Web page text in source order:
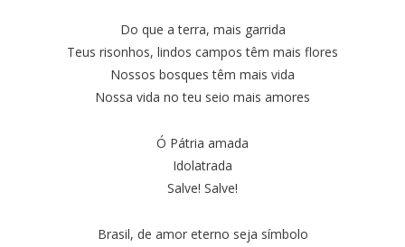
Do que a terra, mais garrida
Teus risonhos, lindos campos têm mais flores
Nossos bosques têm mais vida
Nossa vida no teu seio mais amores
Ó Pátria amada
Idolatrada
Salve! Salve!
Brasil, de amor eterno seja símbolo